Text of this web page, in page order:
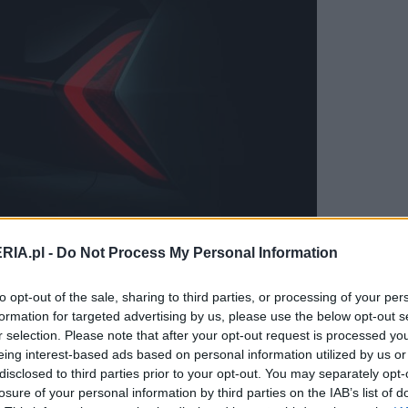
- Do Not Process My Personal Information
opt-out of the sale, sharing to third parties, or processing of your
for targeted advertising by us, please use the below opt-out
selection. Please note that after your opt-out request is processed
interest-based ads based on personal information utilized by us
to third parties prior to your opt-out. You may separately
of your personal information by third parties on the IAB’s list of
a... Up!-em i BMW i3. Diodowe
połączone zostały listwą świetlną.
pod czarną, błyszczącą taflą,
modelu. Na razie jednak nic nie